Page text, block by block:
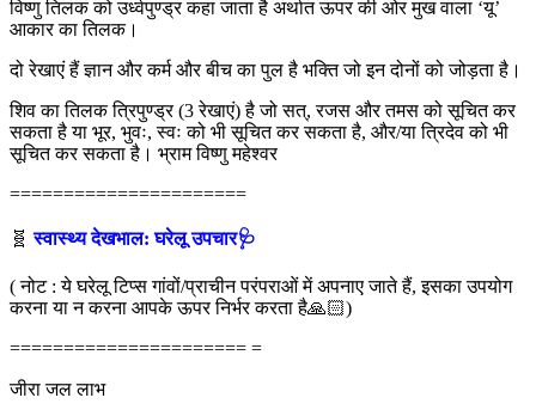
विष्णु तिलक को उर्ध्वपुण्ड्र कहा जाता है अर्थात ऊपर की ओर मुख वाला ‘यू’
आकार का तिलक।
दो रेखाएं हैं ज्ञान और कर्म और बीच का पुल है भक्ति जो इन दोनों को जोड़ता है।
शिव का तिलक त्रिपुण्ड्र (3 रेखाएं) है जो सत्, रजस और तमस को सूचित कर
सकता है या भूर, भुवः, स्वः को भी सूचित कर सकता है, और/या त्रिदेव को भी
सूचित कर सकता है। भ्राम विष्णु महेश्वर
======================
🧬स्वास्थ्य देखभाल: घरेलू उपचार🩺
( नोट : ये घरेलू टिप्स गांवों/प्राचीन परंपराओं में अपनाए जाते हैं, इसका उपयोग
करना या न करना आपके ऊपर निर्भर करता है🙏🏻)
====================== =
जीरा जल लाभ